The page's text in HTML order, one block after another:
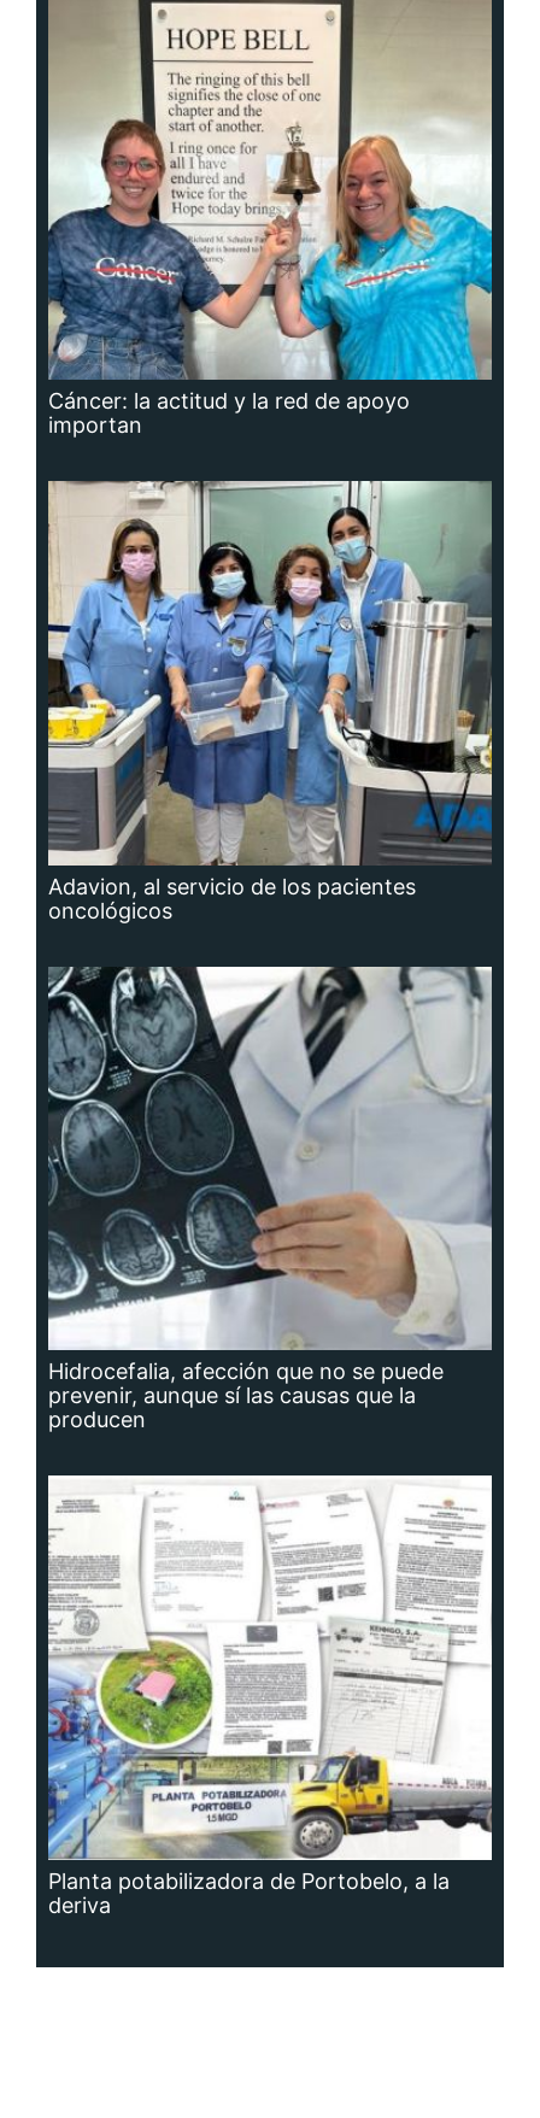
Cáncer: la actitud y la red de apoyo
importan
Adavion, al servicio de los pacientes
oncológicos
Hidrocefalia, afección que no se puede
prevenir, aunque sí las causas que la
producen
Planta potabilizadora de Portobelo, a la
deriva